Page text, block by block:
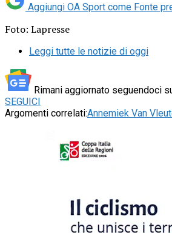
Aggiungi OA Sport come Fonte
Foto: Lapresse
Leggi tutte le notizie di oggi
Rimani aggiornato seguendoci
SEGUICI
Argomenti correlati:Annemiek Van